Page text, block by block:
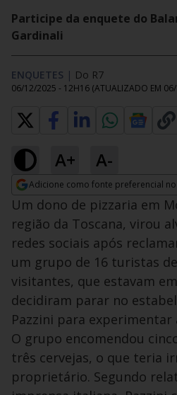
Participe da enquete do
Gardinali
ENQUETES | Do R7
06/12/2025 - 12H16 (ATUALIZADO EM
A+ A-
Adicione como fonte preferencial
Opens in new window
Um dono de pizzaria em
região da Toscana, virou
redes sociais após
um grupo de 16 turistas
visitantes, que estavam
decidiram parar no
Pazzini para experimentar
O grupo encomendou
três cervejas, o que teria
proprietário. Segundo